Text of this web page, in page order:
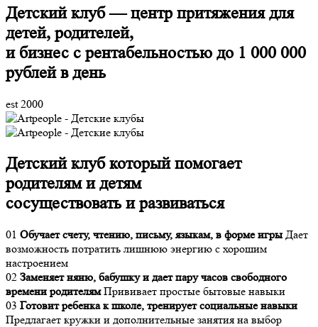
Детский клуб — центр притяжения для
детей, родителей,
и бизнес с рентабельностью до 1 000 000
рублей в день
est 2000
Детский клубкоторый помогает
родителям и детям
сосуществовать и развиваться
01 Обучает счету, чтению, письму, языкам, в форме игры Дает
возможность потратить лишнюю энергию с хорошим
настроением
02 Заменяет няню, бабушку и дает пару часов свободного
времени родителямПрививает простые бытовые навыки
03 Готовит ребенка к школе, тренирует социальные навыки
Предлагает кружки и дополнительные занятия на выбор